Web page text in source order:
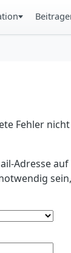
Fehler
Adresse